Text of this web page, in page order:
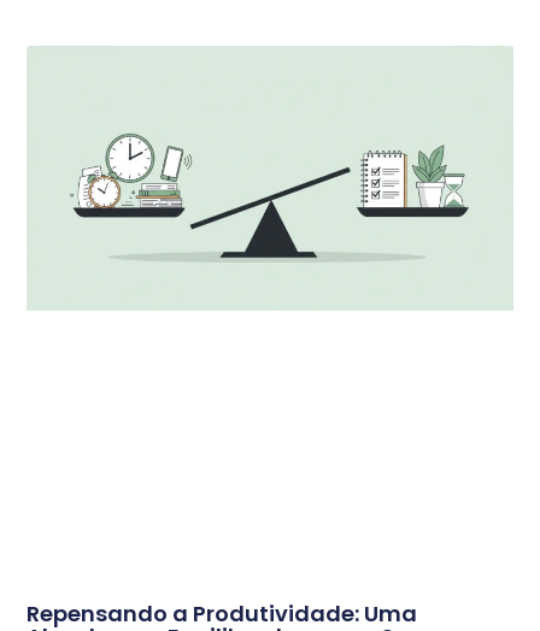
Repensando a Produtividade: Uma